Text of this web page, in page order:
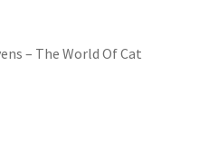
– The World Of Cat